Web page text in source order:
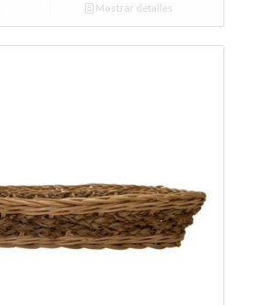
Mostrar detalles